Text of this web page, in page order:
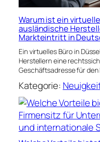
Warum ist ein
ausländische
Markteintritt in
Ein virtuelles Büro in
Herstellern eine
Geschäftsadresse für
Kategorie: